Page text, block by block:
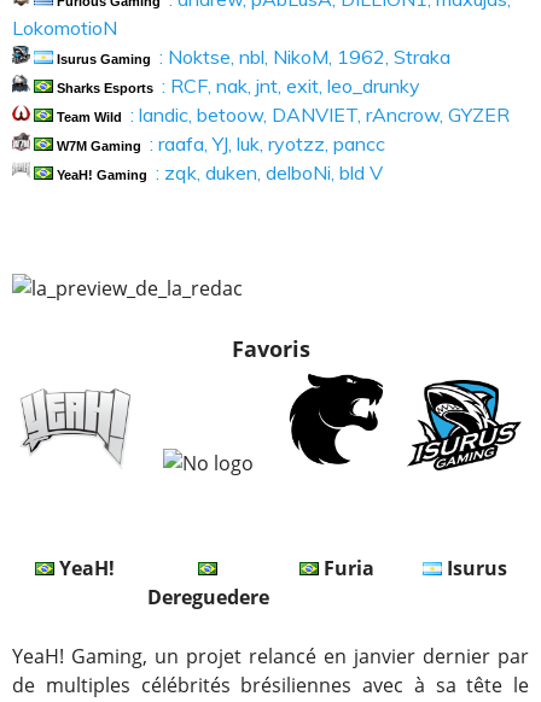
LokomotioN
Isurus Gaming : Noktse, nbl, NikoM, 1962, Straka
Sharks Esports : RCF, nak, jnt, exit, leo_drunky
Team Wild : landic, betoow, DANVIET, rAncrow, GYZER
W7M Gaming : raafa, YJ, luk, ryotzz, pancc
YeaH! Gaming : zqk, duken, delboNi, bld V
Favoris
YeaH!
Dereguedere
Furia Isurus
YeaH! Gaming, un projet relancé en janvier dernier par
de multiples célébrités brésiliennes avec à sa tête le